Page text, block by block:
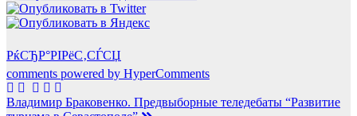
РќСЂР°РІРёС‚СЃСЏ
comments powered by HyperComments
Навигация
Владимир Браковенко. Предвыборные теледебаты “Развитие